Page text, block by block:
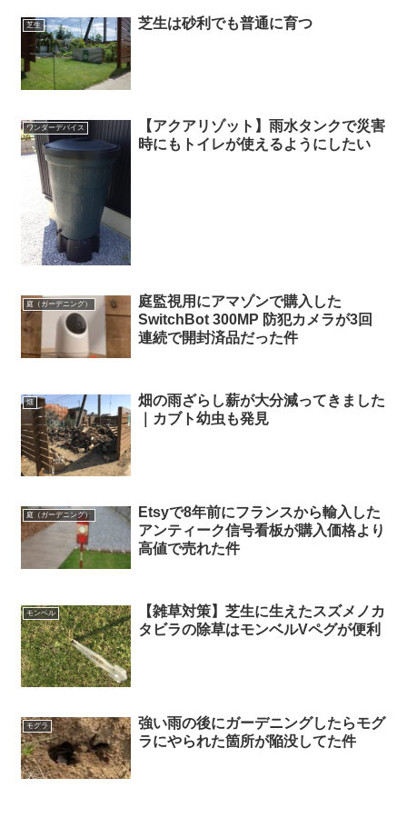
芝生 芝生は砂利でも普通に育つ
ワンダーデバイス
【アクアリゾット】雨水タンクで災害
時にもトイレが使えるようにしたい
庭（ガーデニング）
庭監視用にアマゾンで購入した
SwitchBot 300MP 防犯カメラが3回
連続で開封済品だった件
畑
畑の雨ざらし薪が大分減ってきました
｜カブト幼虫も発見
庭（ガーデニング）
Etsyで8年前にフランスから輸入した
アンティーク信号看板が購入価格より
高値で売れた件
モンベル
【雑草対策】芝生に生えたスズメノカ
タビラの除草はモンベルVペグが便利
モグラ
強い雨の後にガーデニングしたらモグ
ラにやられた箇所が陥没してた件